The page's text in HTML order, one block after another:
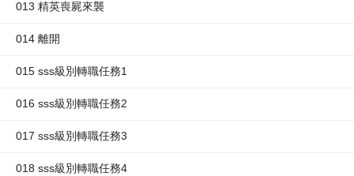
013 精英喪屍來襲
014 離開
015 sss級別轉職任務1
016 sss級別轉職任務2
017 sss級別轉職任務3
018 sss級別轉職任務4